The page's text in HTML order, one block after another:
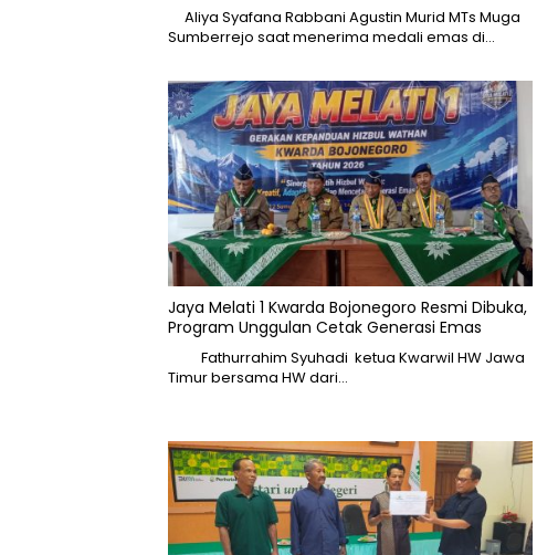
Aliya Syafana Rabbani Agustin Murid MTs Muga
Sumberrejo saat menerima medali emas di…
Jaya Melati 1 Kwarda Bojonegoro Resmi Dibuka,
Program Unggulan Cetak Generasi Emas
Fathurrahim Syuhadi ketua Kwarwil HW Jawa
Timur bersama HW dari…